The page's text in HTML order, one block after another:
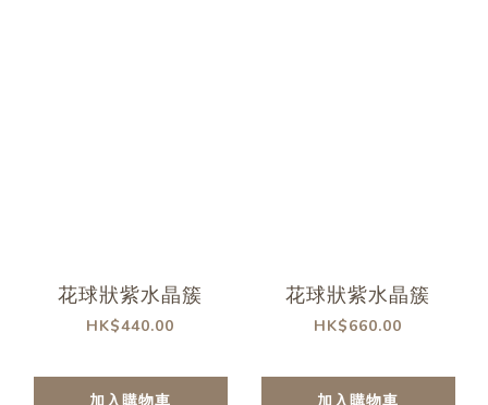
花球狀紫水晶簇
HK$440.00
加入購物車
花球狀紫水晶簇
HK$660.00
加入購物車